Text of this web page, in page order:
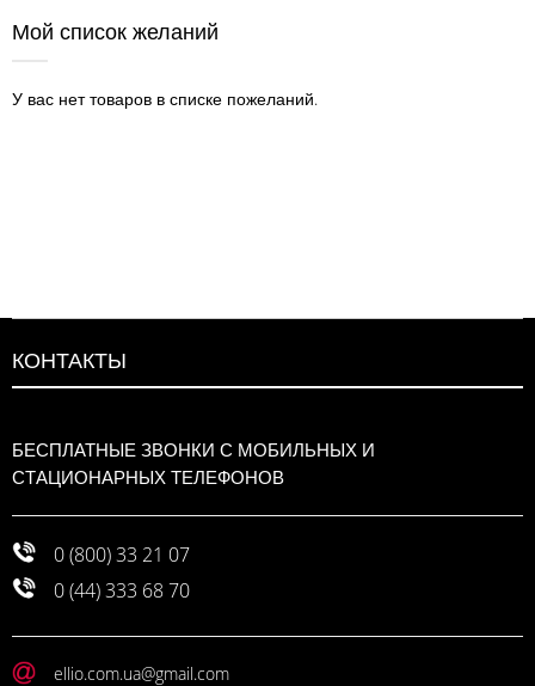
Мой список желаний
У вас нет товаров в списке пожеланий.
КОНТАКТЫ
БЕСПЛАТНЫЕ ЗВОНКИ С МОБИЛЬНЫХ И
СТАЦИОНАРНЫХ ТЕЛЕФОНОВ
0 (800) 33 21 07
0 (44) 333 68 70
ellio.com.ua@gmail.com